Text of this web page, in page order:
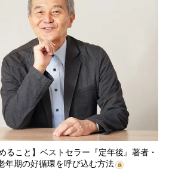
ること】ベストセラー『定年後』著者・
年期の好循環を呼び込む方法